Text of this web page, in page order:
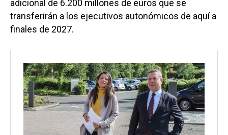
adicional de 6.200 millones de euros que se
transferirán a los ejecutivos autonómicos de aquí a
finales de 2027.